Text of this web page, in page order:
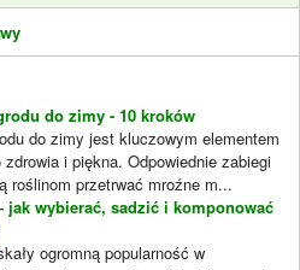
do zimy - 10 kroków
do zimy jest kluczowym elementem
zdrowia i piękna. Odpowiednie zabiegi
roślinom przetrwać mroźne m...
wybierać, sadzić i komponować
ogromną popularność w